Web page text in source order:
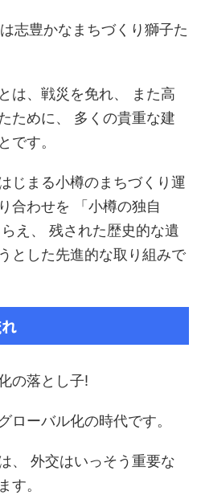
志豊かなまちづくり獅子た
は、戦災を免れ、 また高
ために、 多くの貴重な建
です。
じまる小樽のまちづくり運
合わせを 「小樽の独自
え、 残された歴史的な遺
とした先進的な取り組みで
の落とし子!
ローバル化の時代です。
、 外交はいっそう重要な
す。